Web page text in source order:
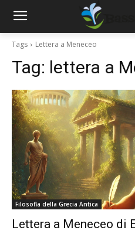
Tags Lettera a Meneceo
Tag: lettera a
Filosofia della Grecia Antica
Lettera a Meneceo di